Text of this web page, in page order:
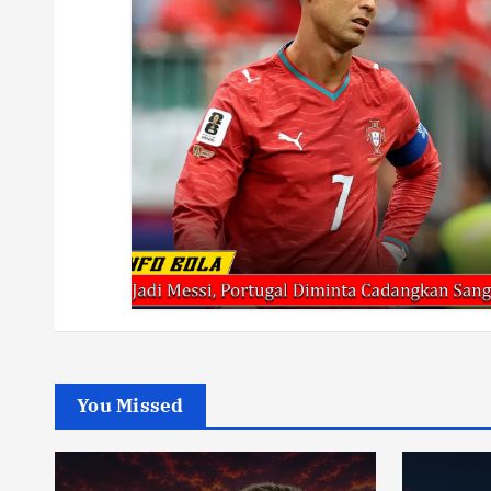
You Missed